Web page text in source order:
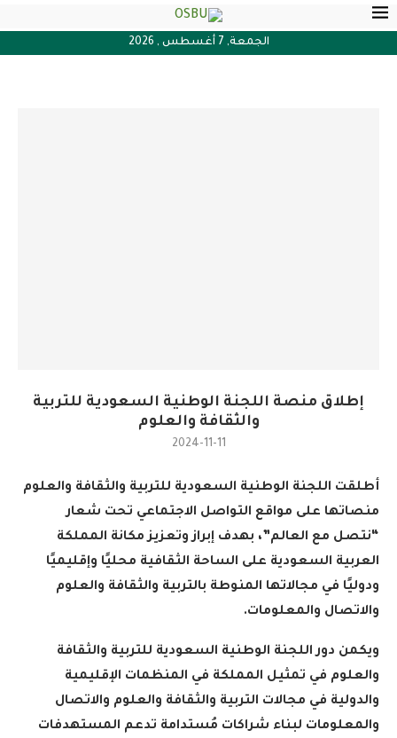
الجمعة, 7 أغسطس , 2026
إطلاق منصة اللجنة الوطنية السعودية للتربية
والثقافة والعلوم
2024-11-11
أطلقت اللجنة الوطنية السعودية للتربية والثقافة والعلوم
منصاتها على مواقع التواصل الاجتماعي تحت شعار
“نتصل مع العالم”، بهدف إبراز وتعزيز مكانة المملكة
العربية السعودية على الساحة الثقافية محليًا وإقليميًا
ودوليًا في مجالاتها المنوطة بالتربية والثقافة والعلوم
والاتصال والمعلومات.
ويكمن دور اللجنة الوطنية السعودية للتربية والثقافة
والعلوم في تمثيل المملكة في المنظمات الإقليمية
والدولية في مجالات التربية والثقافة والعلوم والاتصال
والمعلومات لبناء شراكات مُستدامة تدعم المستهدفات